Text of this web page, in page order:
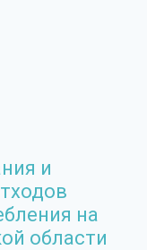
и
на
области